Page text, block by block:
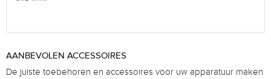
AANBEVOLEN ACCESSOIRES
De juiste toebehoren en accessoires voor uw apparatuur maken